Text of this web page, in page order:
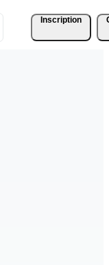
Inscription